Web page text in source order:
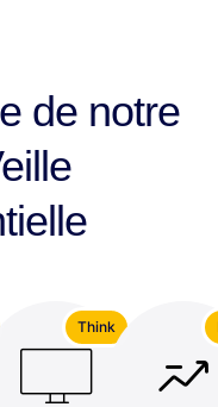
de notre
Think